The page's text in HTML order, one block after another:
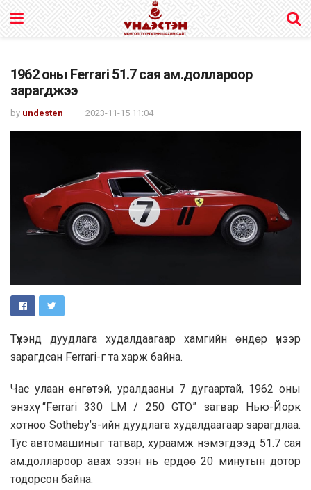
1962 оны Ferrari 51.7 сая ам.доллароор
зарагджээ
by undesten 2023-11-15 11:04
Түүхэнд дуудлага худалдаагаар хамгийн өндөр үнээр
зарагдсан Ferrari-г та харж байна.
Час улаан өнгөтэй, уралдааны 7 дугаартай, 1962 оны
энэхүү “Ferrari 330 LM / 250 GTO” загвар Нью-Йорк
хотноо Sotheby’s-ийн дуудлага худалдаагаар зарагдлаа.
Тус автомашиныг татвар, хураамж нэмэгдээд 51.7 сая
ам.доллароор авах эзэн нь ердөө 20 минутын дотор
тодорсон байна.